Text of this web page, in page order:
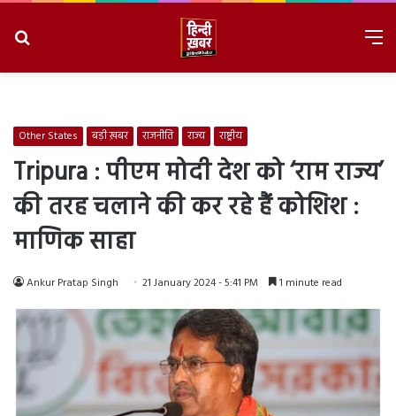
Other States बड़ी ख़बर राजनीति राज्य राष्ट्रीय
Tripura : पीएम मोदी देश को ‘राम राज्य’
की तरह चलाने की कर रहे हैं कोशिश :
माणिक साहा
Ankur Pratap Singh 21 January 2024 - 5:41 PM 1 minute read